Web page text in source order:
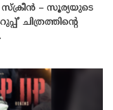
– സൂര്യയുടെ
ചിത്രത്തിന്റെ